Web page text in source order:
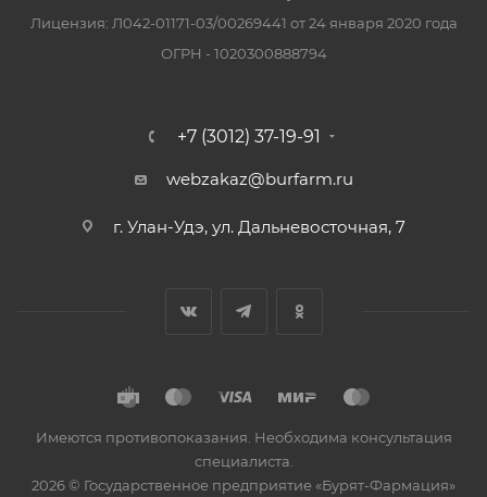
Лицензия: Л042-01171-03/00269441 от 24 января 2020 года
ОГРН - 1020300888794
+7 (3012) 37-19-91
webzakaz@burfarm.ru
г. Улан-Удэ, ул. Дальневосточная, 7
Имеются противопоказания. Необходима консультация
специалиста.
2026 © Государственное предприятие «Бурят-Фармация»